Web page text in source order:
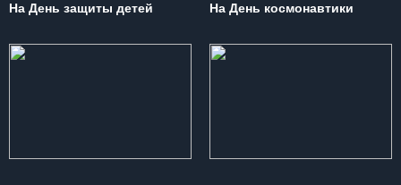
На День защиты детей На День космонавтики